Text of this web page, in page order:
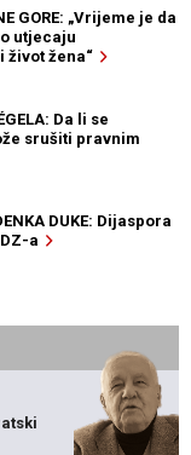
GORE: „Vrijeme je da
utjecaju
život žena“
Da li se
srušiti pravnim
DUKE: Dijaspora
a